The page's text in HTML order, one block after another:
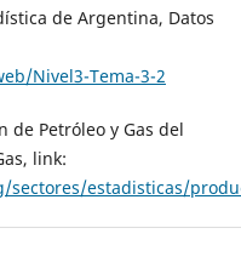
de Argentina, Datos
Nivel3-Tema-3-2
de Petróleo y Gas del
link:
estadisticas/